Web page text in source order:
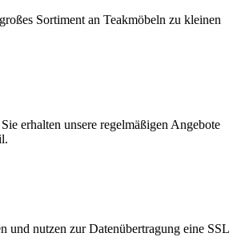
Sortiment an Teakmöbeln zu kleinen
erhalten unsere regelmäßigen Angebote
und nutzen zur Datenübertragung eine SSL